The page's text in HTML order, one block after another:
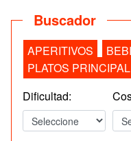
Buscador
APERITIVOS
PLATOS
Dificultad: